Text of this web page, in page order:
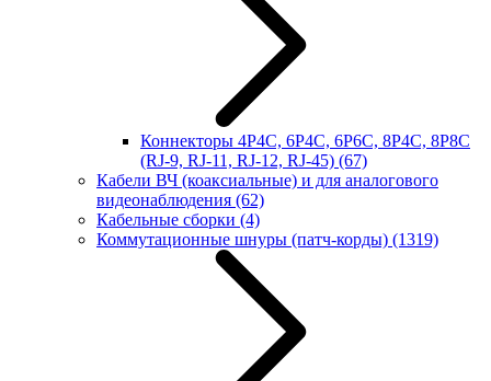
Коннекторы 4P4C, 6P4C, 6P6C, 8P4C, 8P8C
(RJ-9, RJ-11, RJ-12, RJ-45) (67)
Кабели ВЧ (коаксиальные) и для аналогового
видеонаблюдения (62)
Кабельные сборки (4)
Коммутационные шнуры (патч-корды) (1319)